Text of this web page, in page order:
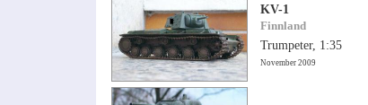
KV-1
Finnland
Trumpeter, 1:35
November 2009